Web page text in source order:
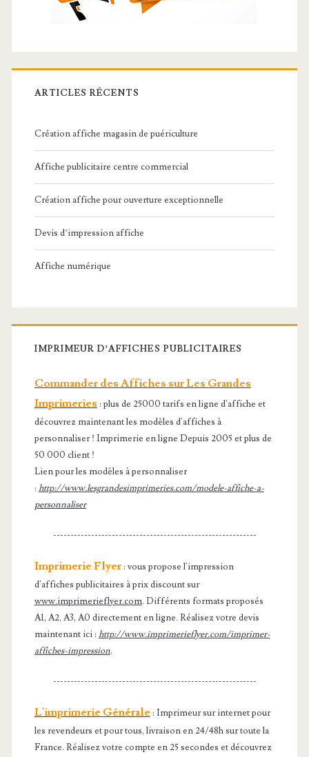
ARTICLES RÉCENTS
Création affiche magasin de puériculture
Affiche publicitaire centre commercial
Création affiche pour ouverture exceptionnelle
Devis d’impression affiche
Affiche numérique
IMPRIMEUR D’AFFICHES PUBLICITAIRES
Commander des Affiches sur Les Grandes
Imprimeries : plus de 25000 tarifs en ligne d'affiche et
découvrez maintenant les modèles d'affiches à
personnaliser ! Imprimerie en ligne Depuis 2005 et plus de
50 000 client !
Lien pour les modèles à personnaliser
: http://www.lesgrandesimprimeries.com/modele-affiche-a-
personnaliser
-----------------------------------------------------------
Imprimerie Flyer: vous propose l'impression
d'affiches publicitaires à prix discount sur
www.imprimerieflyer.com. Différents formats proposés
A1, A2, A3, A0 directement en ligne. Réalisez votre devis
maintenant ici : http://www.imprimerieflyer.com/imprimer-
affiches-impression.
-----------------------------------------------------------
L'imprimerie Générale : Imprimeur sur internet pour
les revendeurs et pour tous, livraison en 24/48h sur toute la
France. Réalisez votre compte en 25 secondes et découvrez